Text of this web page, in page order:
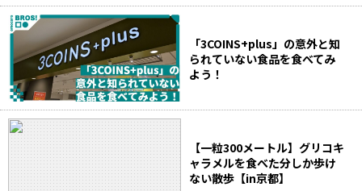
「3COINS+plus」の意外と知
られていない食品を食べてみ
よう！
【一粒300メートル】グリコキ
ャラメルを食べた分しか歩け
ない散歩【in京都】